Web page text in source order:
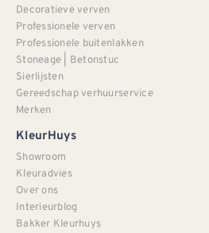
Decoratieve verven
Professionele verven
Professionele buitenlakken
Stoneage | Betonstuc
Sierlijsten
Gereedschap verhuurservice
Merken
KleurHuys
Showroom
Kleuradvies
Over ons
Interieurblog
Bakker Kleurhuys